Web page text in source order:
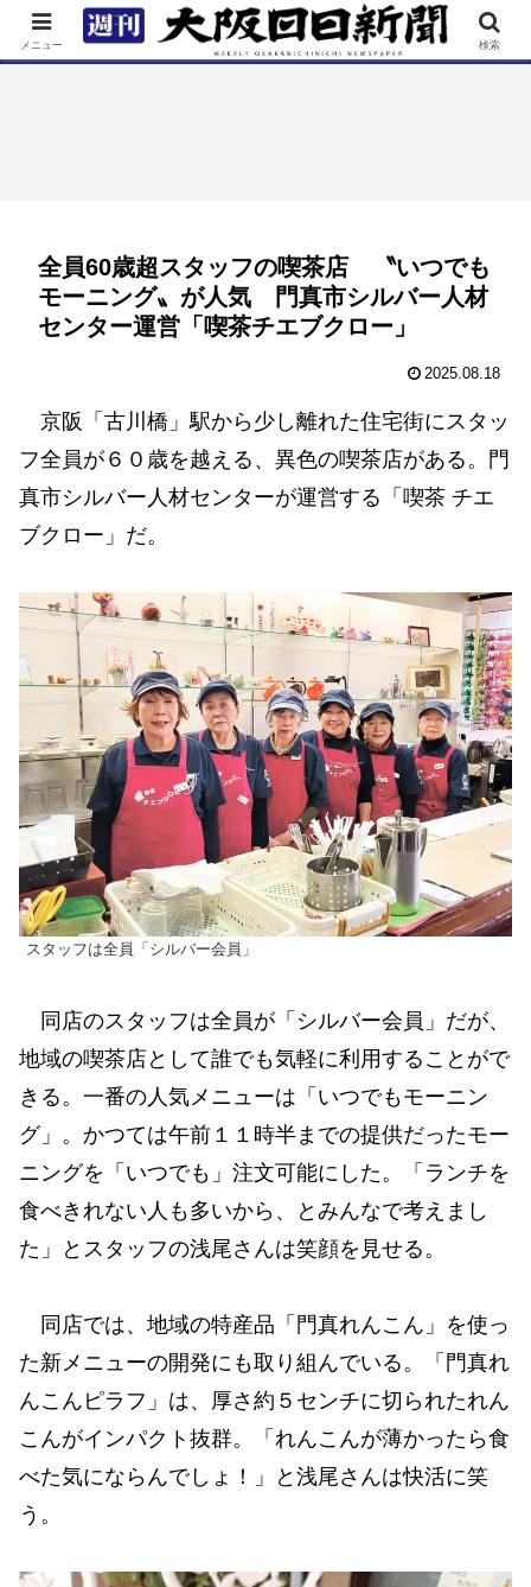
TOP 特集 ニュース 連載 街ネタ イベント
全員60歳超スタッフの喫茶店 〝いつでも
モーニング〟が人気 門真市シルバー人材
センター運営「喫茶チエブクロー」
2025.08.18
京阪「古川橋」駅から少し離れた住宅街にスタッ
フ全員が６０歳を越える、異色の喫茶店がある。門
真市シルバー人材センターが運営する「喫茶 チエ
ブクロー」だ。
スタッフは全員「シルバー会員」
同店のスタッフは全員が「シルバー会員」だが、
地域の喫茶店として誰でも気軽に利用することがで
きる。一番の人気メニューは「いつでもモーニン
グ」。かつては午前１１時半までの提供だったモー
ニングを「いつでも」注文可能にした。「ランチを
食べきれない人も多いから、とみんなで考えまし
た」とスタッフの浅尾さんは笑顔を見せる。
同店では、地域の特産品「門真れんこん」を使っ
た新メニューの開発にも取り組んでいる。「門真れ
んこんピラフ」は、厚さ約５センチに切られたれん
こんがインパクト抜群。「れんこんが薄かったら食
べた気にならんでしょ！」と浅尾さんは快活に笑
う。
メニュー 検索